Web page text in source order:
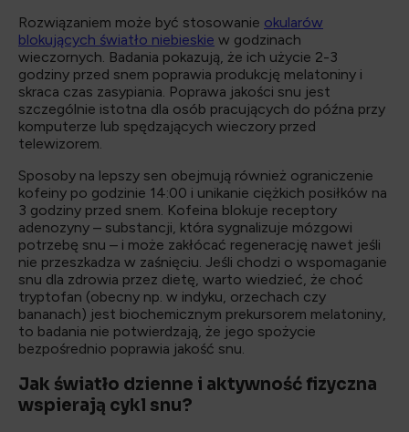
Rozwiązaniem może być stosowanie okularów
blokujących światło niebieskie w godzinach
wieczornych. Badania pokazują, że ich użycie 2-3
godziny przed snem poprawia produkcję melatoniny i
skraca czas zasypiania. Poprawa jakości snu jest
szczególnie istotna dla osób pracujących do późna przy
komputerze lub spędzających wieczory przed
telewizorem.
Sposoby na lepszy sen obejmują również ograniczenie
kofeiny po godzinie 14:00 i unikanie ciężkich posiłków na
3 godziny przed snem. Kofeina blokuje receptory
adenozyny – substancji, która sygnalizuje mózgowi
potrzebę snu – i może zakłócać regenerację nawet jeśli
nie przeszkadza w zaśnięciu. Jeśli chodzi o wspomaganie
snu dla zdrowia przez dietę, warto wiedzieć, że choć
tryptofan (obecny np. w indyku, orzechach czy
bananach) jest biochemicznym prekursorem melatoniny,
to badania nie potwierdzają, że jego spożycie
bezpośrednio poprawia jakość snu.
Jak światło dzienne i aktywność fizyczna
wspierają cykl snu?